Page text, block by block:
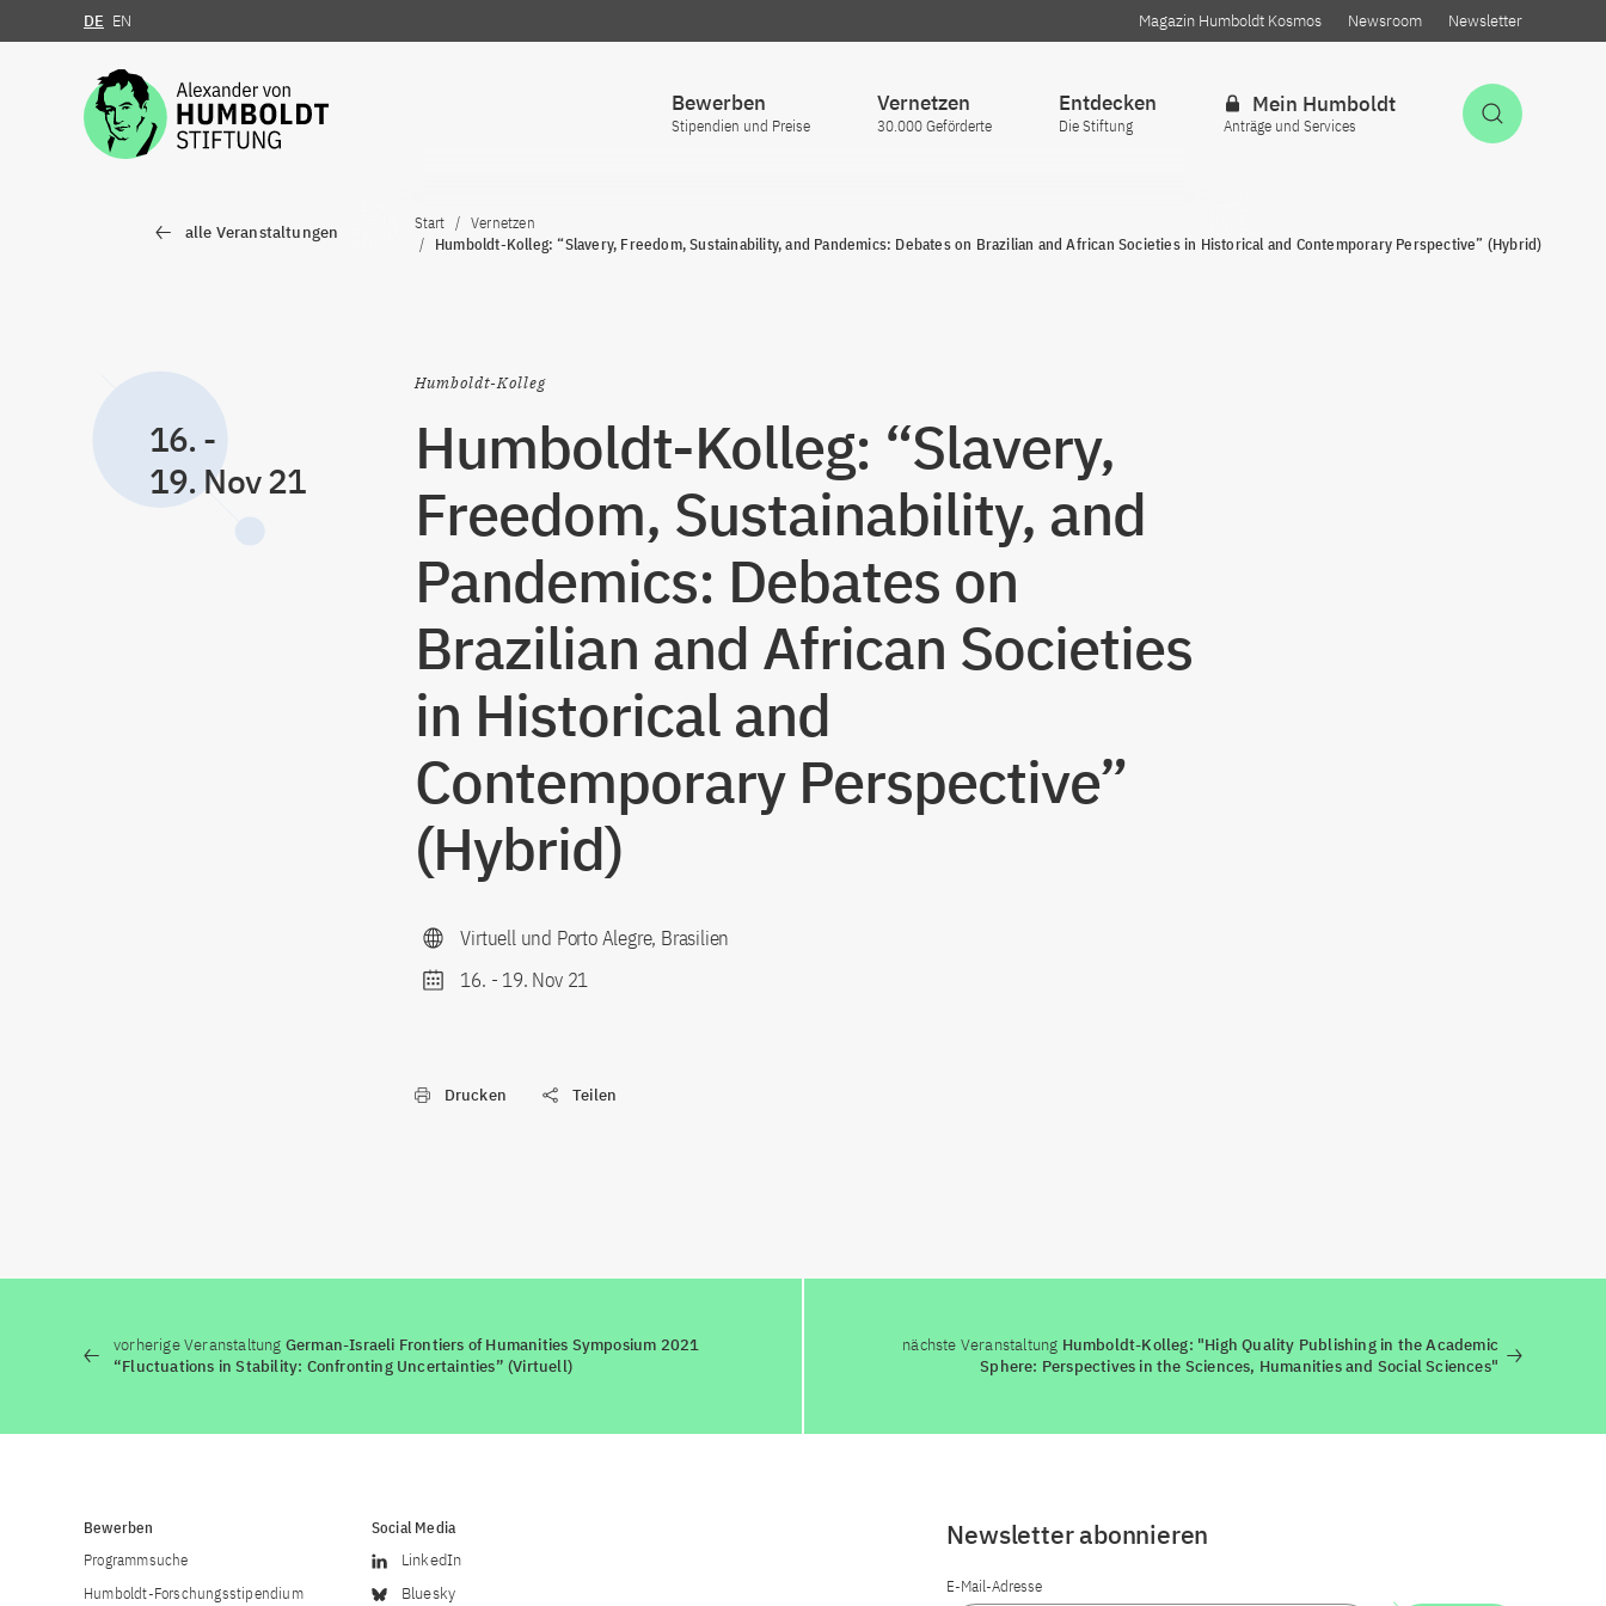
Zum Inhalt springen
DE EN Magazin Humboldt Kosmos Newsroom Newsletter
Bewerben
Stipendien und Preise
Vernetzen
30.000 Geförderte
Entdecken
Die Stiftung
Mein Humboldt
Anträge und Services
alle Veranstaltungen Start
Vernetzen
Humboldt-Kolleg: “Slavery, Freedom, Sustainability, and Pandemics: Debates on Brazilian and African Societies in Historical and Contemporary Perspective” (Hybrid)
16. -
19. Nov 21
Humboldt-Kolleg
Humboldt-Kolleg: “Slavery,
Freedom, Sustainability, and
Pandemics: Debates on
Brazilian and African Societies
in Historical and
Contemporary Perspective”
(Hybrid)
Virtuell und Porto Alegre, Brasilien
16. - 19. Nov 21
Drucken Teilen
vorherige Veranstaltung German-Israeli Frontiers of Humanities Symposium 2021
“Fluctuations in Stability: Confronting Uncertainties” (Virtuell)
nächste Veranstaltung Humboldt-Kolleg: "High Quality Publishing in the Academic
Sphere: Perspectives in the Sciences, Humanities and Social Sciences"
Bewerben
Programmsuche
Humboldt-Forschungsstipendium
Social Media
LinkedIn
Bluesky
Newsletter abonnieren
E-Mail-Adresse